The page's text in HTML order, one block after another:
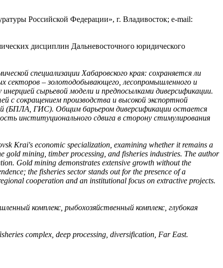
Российской Федерации», г. Владивосток; e-mail:
дисциплин Дальневосточного юридического
специализации Хабаровского края: сохраняется ли
секторов – золотодобывающего, лесопромышленного и
сырьевой модели и предпосылками диверсификации.
с сокращением производства и высокой экспортной
(БПЛА, ГИС). Общим барьером диверсификации остается
институционального сдвига в сторону стимулирования
Krai's economic specialization, examining whether it remains a
gold mining, timber processing, and fisheries industries. The author
Gold mining demonstrates extensive growth without the
the fisheries sector stands out for the presence of a
cooperation and an institutional focus on extractive projects.
комплекс, рыбохозяйственный комплекс, глубокая
complex, deep processing, diversification, Far East.